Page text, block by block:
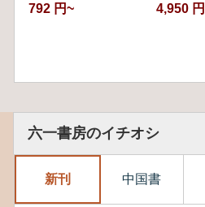
792 円~ 4,950 円
六一書房のイチオシ
新刊 中国書